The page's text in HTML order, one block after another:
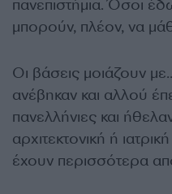
πανεπιστήμια. Όσοι
μπορούν, πλέον, να
Οι βάσεις μοιάζουν
ανέβηκαν και αλλού
πανελλήνιες και
αρχιτεκτονική ή
έχουν περισσότερα